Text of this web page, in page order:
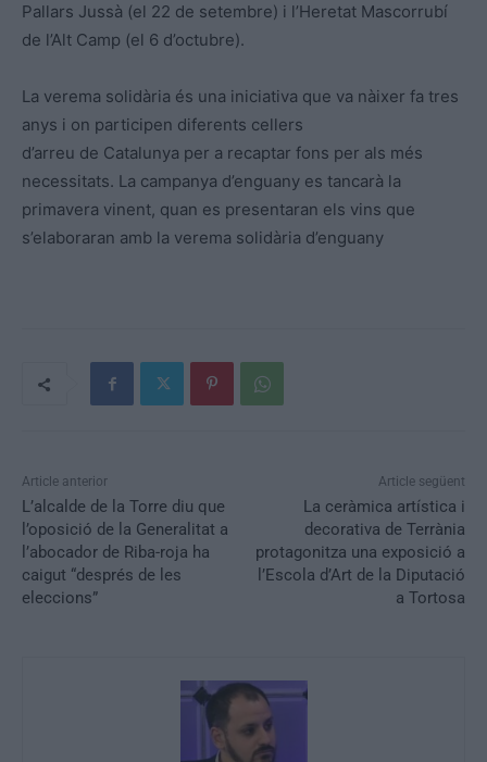
Pallars Jussà (el 22 de setembre) i l’Heretat Mascorrubí
de l’Alt Camp (el 6 d’octubre).
La verema solidària és una iniciativa que va nàixer fa tres
anys i on participen diferents cellers
d’arreu de Catalunya per a recaptar fons per als més
necessitats. La campanya d’enguany es tancarà la
primavera vinent, quan es presentaran els vins que
s’elaboraran amb la verema solidària d’enguany
Article anterior
L’alcalde de la Torre diu que
l’oposició de la Generalitat a
l’abocador de Riba-roja ha
caigut “després de les
eleccions”
Article següent
La ceràmica artística i
decorativa de Terrània
protagonitza una exposició a
l’Escola d’Art de la Diputació
a Tortosa